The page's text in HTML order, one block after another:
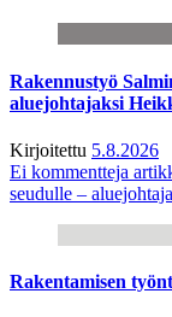
Rakennustyö
aluejohtajaksi
Kirjoitettu 5.8.2026
Ei kommentteja
seudulle –
Rakentamisen